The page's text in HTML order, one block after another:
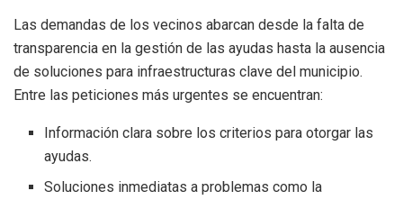
Las demandas de los vecinos abarcan desde la falta de
transparencia en la gestión de las ayudas hasta la ausencia
de soluciones para infraestructuras clave del municipio.
Entre las peticiones más urgentes se encuentran:
Información clara sobre los criterios para otorgar las
ayudas.
Soluciones inmediatas a problemas como la